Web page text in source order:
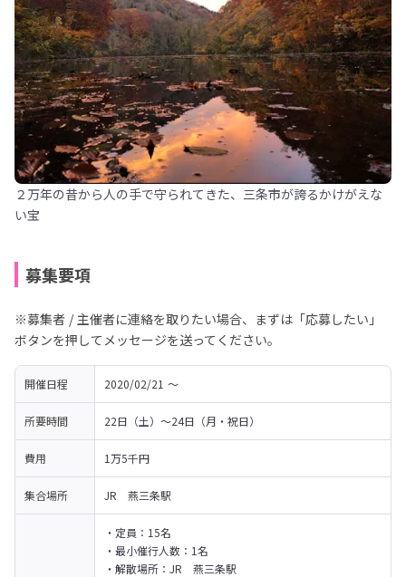
２万年の昔から人の手で守られてきた、三条市が誇るかけがえな
い宝
募集要項
※募集者 / 主催者に連絡を取りたい場合、まずは「応募したい」
ボタンを押してメッセージを送ってください。
開催日程 2020/02/21 〜
所要時間 22日（土）～24日（月・祝日）
費用 1万5千円
集合場所 JR　燕三条駅
・定員：15名
・最小催行人数：1名
・解散場所：JR　燕三条駅